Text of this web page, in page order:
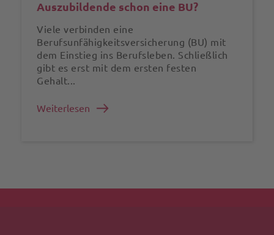
Auszubildende schon eine BU?
Viele verbinden eine
Berufsunfähigkeitsversicherung (BU) mit
dem Einstieg ins Berufsleben. Schließlich
gibt es erst mit dem ersten festen
Gehalt...
Weiterlesen